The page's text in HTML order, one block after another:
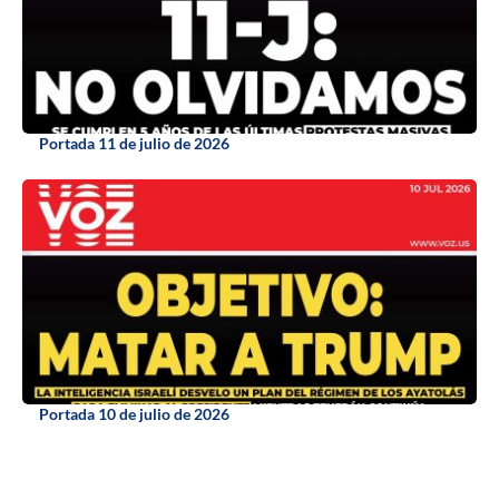
Portada 11 de julio de 2026
Portada 10 de julio de 2026